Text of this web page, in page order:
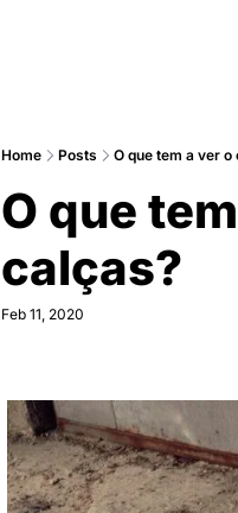
Home Posts O que tem a ver
O que
calças?
Feb 11, 2020